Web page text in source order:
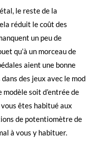
le reste de la
réduit le coût des
un peu de
qu’à un morceau de
aient une bonne
des jeux avec le mod
soit d’entrée de
êtes habitué aux
de potentiomètre de
à vous y habituer.